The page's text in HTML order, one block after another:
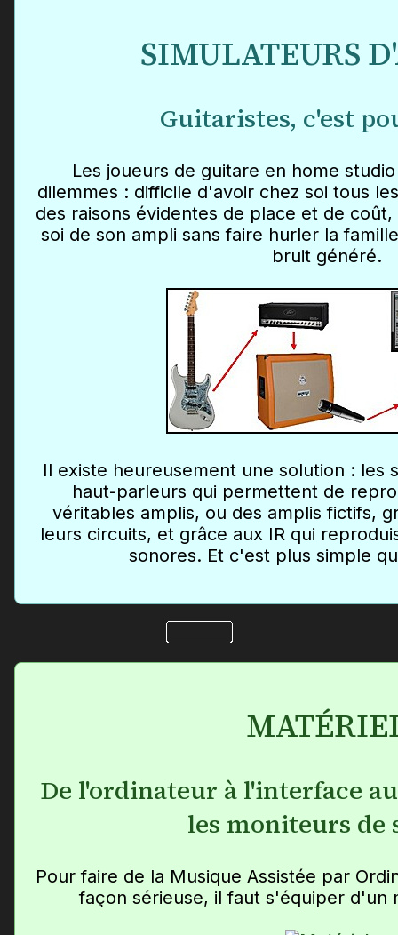
SIMULATEURS
Guitaristes, c'est
Les joueurs de guitare en home
dilemmes : difficile d'avoir chez soi tous
des raisons évidentes de place et de
soi de son ampli sans faire hurler la
bruit généré.
Il existe heureusement une solution : les
haut-parleurs qui permettent de
véritables amplis, ou des amplis fictifs,
leurs circuits, et grâce aux IR qui
sonores. Et c'est plus simple
De l'ordinateur à l'interface
les moniteurs de
Pour faire de la Musique Assistée par
façon sérieuse, il faut s'équiper d'un